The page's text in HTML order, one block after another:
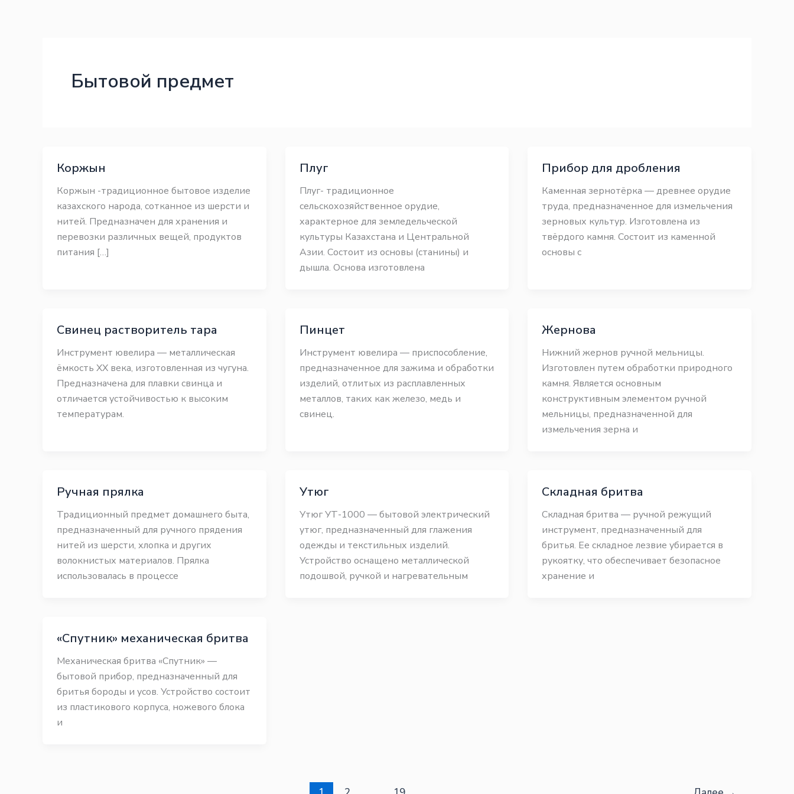
Бытовой предмет
Коржын
Коржын -традиционное бытовое изделие
казахского народа, сотканное из шерсти и
нитей. Предназначен для хранения и
перевозки различных вещей, продуктов
питания […]
Плуг
Плуг- традиционное
сельскохозяйственное орудие,
характерное для земледельческой
культуры Казахстана и Центральной
Азии. Состоит из основы (станины) и
дышла. Основа изготовлена
Прибор для дробления
Каменная зернотёрка — древнее орудие
труда, предназначенное для измельчения
зерновых культур. Изготовлена из
твёрдого камня. Состоит из каменной
основы с
Свинец растворитель тара
Инструмент ювелира — металлическая
ёмкость XX века, изготовленная из чугуна.
Предназначена для плавки свинца и
отличается устойчивостью к высоким
температурам.
Пинцет
Инструмент ювелира — приспособление,
предназначенное для зажима и обработки
изделий, отлитых из расплавленных
металлов, таких как железо, медь и
свинец.
Жернова
Нижний жернов ручной мельницы.
Изготовлен путем обработки природного
камня. Является основным
конструктивным элементом ручной
мельницы, предназначенной для
измельчения зерна и
Ручная прялка
Традиционный предмет домашнего быта,
предназначенный для ручного прядения
нитей из шерсти, хлопка и других
волокнистых материалов. Прялка
использовалась в процессе
Утюг
Утюг УТ-1000 — бытовой электрический
утюг, предназначенный для глажения
одежды и текстильных изделий.
Устройство оснащено металлической
подошвой, ручкой и нагревательным
Складная бритва
Складная бритва — ручной режущий
инструмент, предназначенный для
бритья. Ее складное лезвие убирается в
рукоятку, что обеспечивает безопасное
хранение и
«Спутник» механическая бритва
Механическая бритва «Спутник» —
бытовой прибор, предназначенный для
бритья бороды и усов. Устройство состоит
из пластикового корпуса, ножевого блока
и